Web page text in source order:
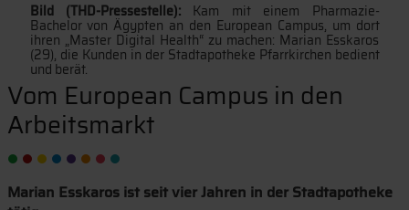
Bild (THD-Pressestelle): Kam mit einem Pharmazie-
Bachelor von Ägypten an den European Campus, um dort
ihren „Master Digital Health“ zu machen: Marian Esskaros
(29), die Kunden in der Stadtapotheke Pfarrkirchen bedient
und berät.
Vom European Campus in den
Arbeitsmarkt
Marian Esskaros ist seit vier Jahren in der Stadtapotheke